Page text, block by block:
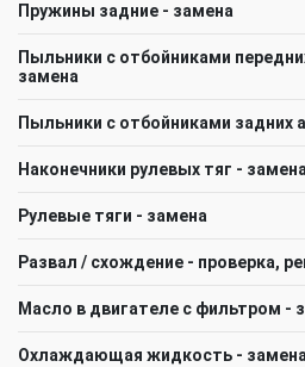
Пружины задние - замена
Пыльники с отбойниками
замена
Пыльники с отбойниками задних
Наконечники рулевых тяг -
Рулевые тяги - замена
Развал / схождение - проверка,
Масло в двигателе с фильтром -
Охлаждающая жидкость -